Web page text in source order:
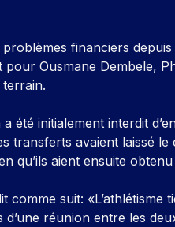
financiers
Ousmane Dembele,
terrain.
été initialement interdit
transferts avaient laissé
qu’ils aient ensuite
comme suit:
réunion entre les